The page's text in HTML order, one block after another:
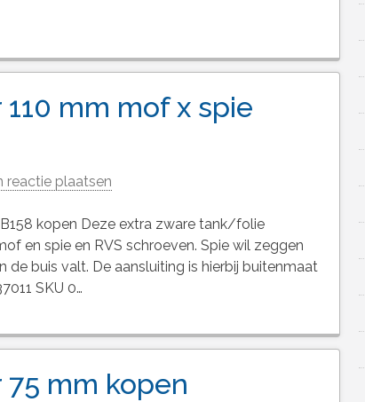
mm mof x spie
reactie plaatsen
kopen Deze extra zware tank/folie
en spie en RVS schroeven. Spie wil zeggen
buis valt. De aansluiting is hierbij buitenmaat
SKU 0…
mm kopen